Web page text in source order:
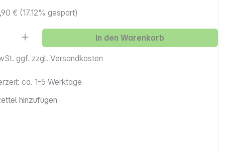
€ (17.12% gespart)
ggf. zzgl. Versandkosten
ca. 1-5 Werktage
Gib den gewünschten Wert ein
In den Warenkorb
hinzufügen